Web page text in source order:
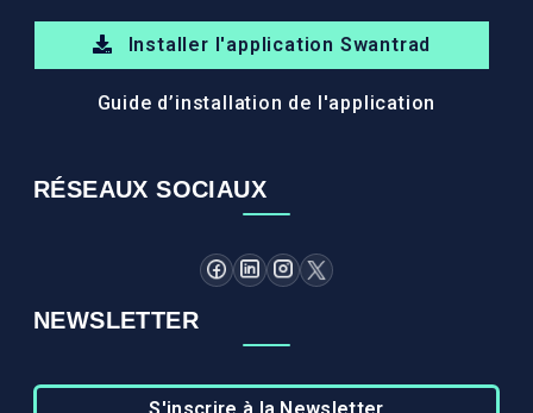
Installer l'application Swantrad
Guide d’installation de l'application
RÉSEAUX SOCIAUX
NEWSLETTER
S'inscrire à la Newsletter